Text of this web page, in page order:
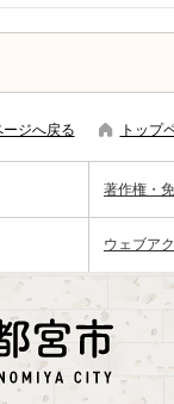
ジへ戻る トップ
著作権・
ウェブア